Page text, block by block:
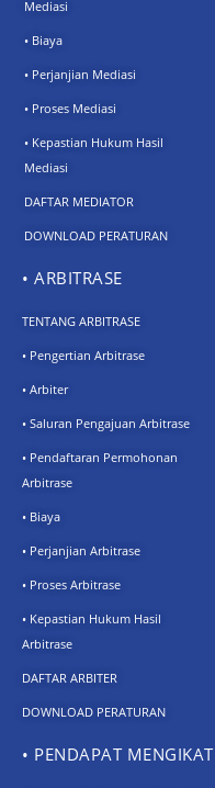
Mediasi
• Biaya
• Perjanjian Mediasi
• Proses Mediasi
• Kepastian Hukum Hasil
Mediasi
DAFTAR MEDIATOR
DOWNLOAD PERATURAN
• ARBITRASE
TENTANG ARBITRASE
• Pengertian Arbitrase
• Arbiter
• Saluran Pengajuan Arbitrase
• Pendaftaran Permohonan
Arbitrase
• Biaya
• Perjanjian Arbitrase
• Proses Arbitrase
• Kepastian Hukum Hasil
Arbitrase
DAFTAR ARBITER
DOWNLOAD PERATURAN
• PENDAPAT MENGIKAT